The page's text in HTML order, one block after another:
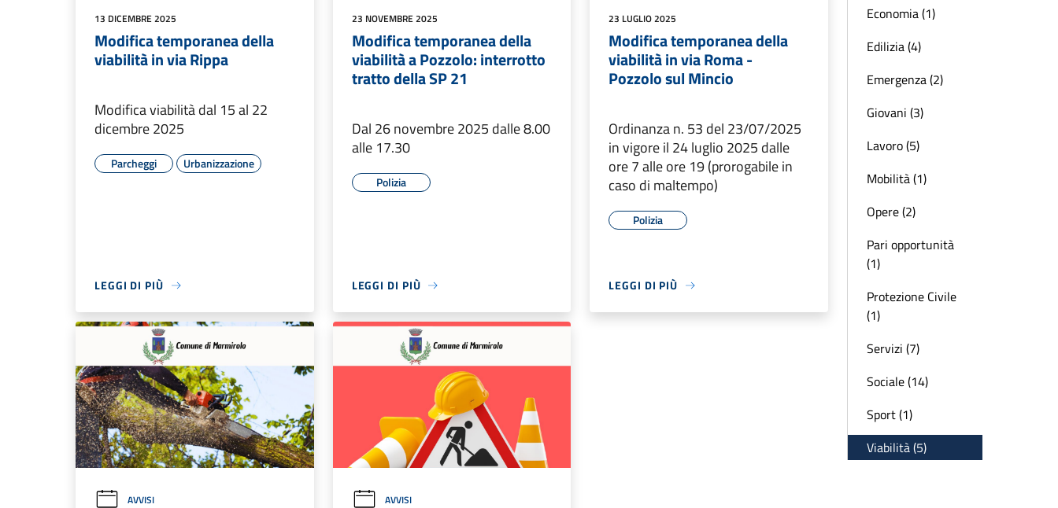
13 DICEMBRE 2025
Modifica temporanea della
viabilità in via Rippa
Modifica viabilità dal 15 al 22
dicembre 2025
Parcheggi Urbanizzazione
LEGGI DI PIÙ
23 NOVEMBRE 2025
Modifica temporanea della
viabilità a Pozzolo: interrotto
tratto della SP 21
Dal 26 novembre 2025 dalle 8.00
alle 17.30
Polizia
LEGGI DI PIÙ
23 LUGLIO 2025
Modifica temporanea della
viabilità in via Roma -
Pozzolo sul Mincio
Ordinanza n. 53 del 23/07/2025
in vigore il 24 luglio 2025 dalle
ore 7 alle ore 19 (prorogabile in
caso di maltempo)
Polizia
LEGGI DI PIÙ
AVVISI AVVISI
Economia (1)
Edilizia (4)
Emergenza (2)
Giovani (3)
Lavoro (5)
Mobilità (1)
Opere (2)
Pari opportunità
(1)
Protezione Civile
(1)
Servizi (7)
Sociale (14)
Sport (1)
Viabilità (5)